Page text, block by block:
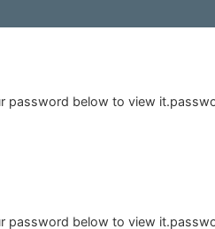
password below to view
password below to view